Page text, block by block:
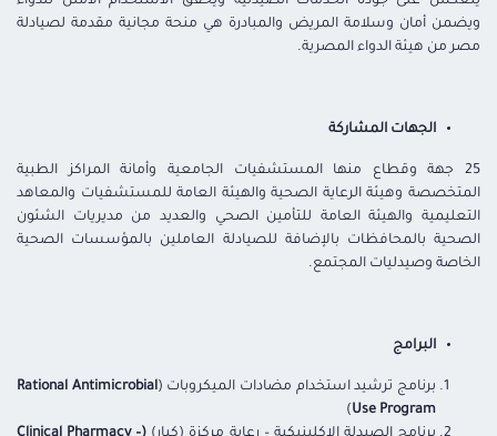
ويضمن أمان وسلامة المريض والمبادرة هي منحة مجانية مقدمة لصيادلة
مصر من هيئة الدواء المصرية.
الجهات المشاركة
25 جهة وقطاع منها المستشفيات الجامعية وأمانة المراكز الطبية
المتخصصة وهيئة الرعاية الصحية والهيئة العامة للمستشفيات والمعاهد
التعليمية والهيئة العامة للتأمين الصحي والعديد من مديريات الشئون
الصحية بالمحافظات بالإضافة للصيادلة العاملين بالمؤسسات الصحية
الخاصة وصيدليات المجتمع.
البرامج
برنامج ترشيد استخدام مضادات الميكروبات (Rational Antimicrobial
Use Program
)